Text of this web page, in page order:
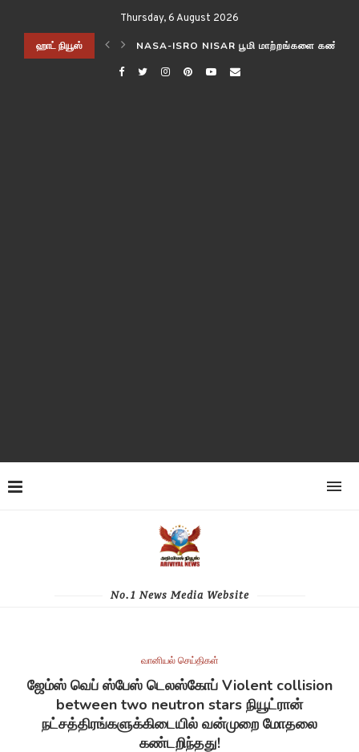
Thursday, 6 August 2026
ஹாட் நியூஸ்
விஞ்ஞானிகள்! NASA-ISRO NISAR பூமி மாற்றங்களை
No.1 News Media Website
வானியல் செய்திகள்
ஜேம்ஸ் வெப் ஸ்பேஸ் டெலஸ்கோப் Violent collision
between two neutron stars நியூட்ரான்
நட்சத்திரங்களுக்கிடையில் வன்முறை மோதலை
கண்டறிந்தது!